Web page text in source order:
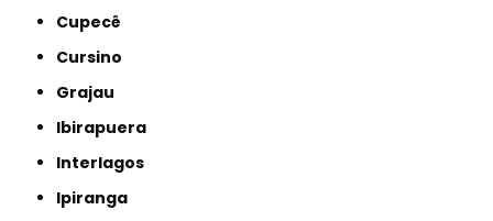
Cupecê
Cursino
Grajau
Ibirapuera
Interlagos
Ipiranga